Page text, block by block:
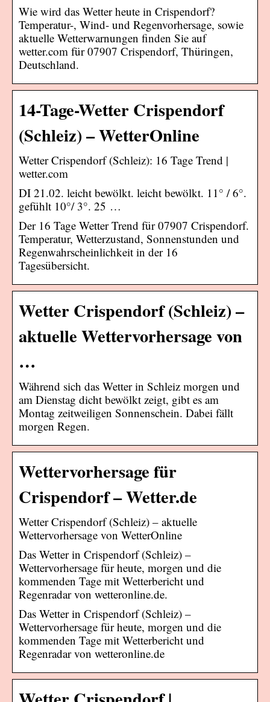
Wie wird das Wetter heute in Crispendorf?
Temperatur-, Wind- und Regenvorhersage, sowie
aktuelle Wetterwarnungen finden Sie auf
wetter.com für 07907 Crispendorf, Thüringen,
Deutschland.
14-Tage-Wetter Crispendorf
(Schleiz) – WetterOnline
Wetter Crispendorf (Schleiz): 16 Tage Trend |
wetter.com
DI 21.02. leicht bewölkt. leicht bewölkt. 11° / 6°.
gefühlt 10°/ 3°. 25 …
Der 16 Tage Wetter Trend für 07907 Crispendorf.
Temperatur, Wetterzustand, Sonnenstunden und
Regenwahrscheinlichkeit in der 16
Tagesübersicht.
Wetter Crispendorf (Schleiz) –
aktuelle Wettervorhersage von
…
Während sich das Wetter in Schleiz morgen und
am Dienstag dicht bewölkt zeigt, gibt es am
Montag zeitweiligen Sonnenschein. Dabei fällt
morgen Regen.
Wettervorhersage für
Crispendorf – Wetter.de
Wetter Crispendorf (Schleiz) – aktuelle
Wettervorhersage von WetterOnline
Das Wetter in Crispendorf (Schleiz) –
Wettervorhersage für heute, morgen und die
kommenden Tage mit Wetterbericht und
Regenradar von wetteronline.de.
Das Wetter in Crispendorf (Schleiz) –
Wettervorhersage für heute, morgen und die
kommenden Tage mit Wetterbericht und
Regenradar von wetteronline.de